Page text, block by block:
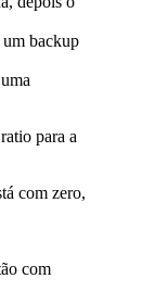
backup
para a
com zero,
com